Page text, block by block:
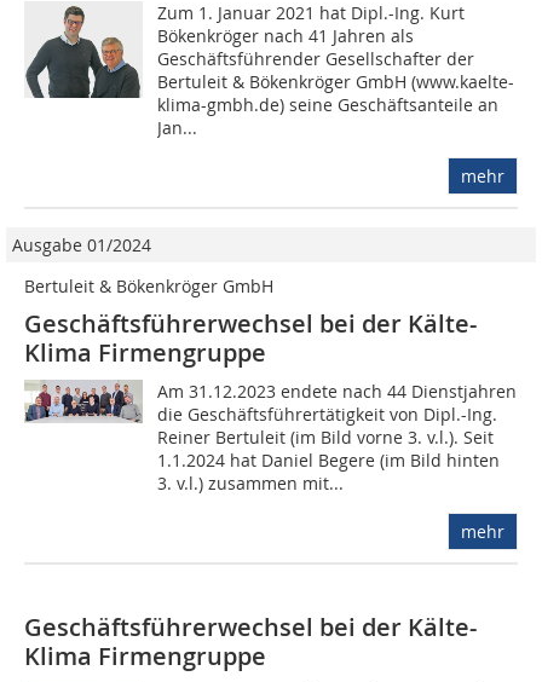
Zum 1. Januar 2021 hat Dipl.-Ing. Kurt
Bökenkröger nach 41 Jahren als
Geschäftsführender Gesellschafter der
Bertuleit & Bökenkröger GmbH (www.kaelte-
klima-gmbh.de) seine Geschäftsanteile an
Jan...
mehr
Ausgabe 01/2024
Bertuleit & Bökenkröger GmbH
Geschäftsführerwechsel bei der Kälte-
Klima Firmengruppe
Am 31.12.2023 endete nach 44 Dienstjahren
die Geschäftsführertätigkeit von Dipl.-Ing.
Reiner Bertuleit (im Bild vorne 3. v.l.). Seit
1.1.2024 hat Daniel Begere (im Bild hinten
3. v.l.) zusammen mit...
mehr
Geschäftsführerwechsel bei der Kälte-
Klima Firmengruppe